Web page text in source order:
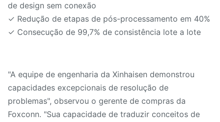
de design sem conexão
✓ Redução de etapas de pós-processamento em 40%
✓ Consecução de 99,7% de consistência lote a lote
"A equipe de engenharia da Xinhaisen demonstrou
capacidades excepcionais de resolução de
problemas", observou o gerente de compras da
Foxconn. "Sua capacidade de traduzir conceitos de